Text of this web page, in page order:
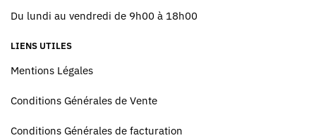
Du lundi au vendredi de 9h00 à 18h00
LIENS UTILES
Mentions Légales
Conditions Générales de Vente
Conditions Générales de facturation